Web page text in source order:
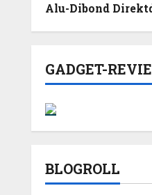
Alu-Dibond
GADGET-
BLOGROLL